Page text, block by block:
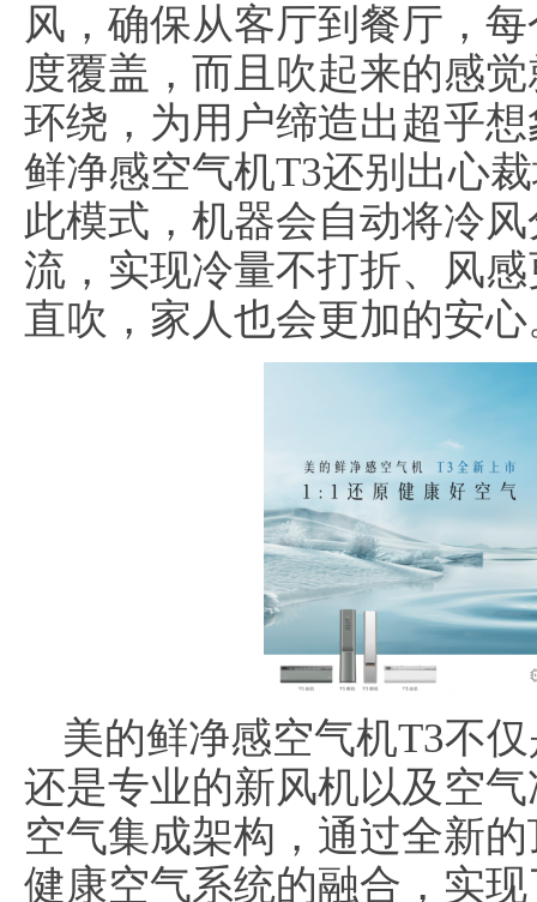
风，确保从客厅到餐厅，
度覆盖，而且吹起来的感
环绕，为用户缔造出超乎
鲜净感空气机T3还别出心
此模式，机器会自动将冷
流，实现冷量不打折、风
直吹，家人也会更加的安心
美的鲜净感空气机T3不
还是专业的新风机以及空
空气集成架构，通过全新
健康空气系统的融合，实